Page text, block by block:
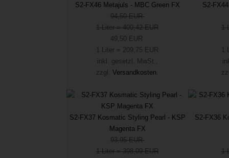
S2-FX46 Metajuls - MBC Green FX
94,50 EUR
1 Liter = 400,42 EUR
49,50 EUR
1 Liter = 209,75 EUR
inkl. gesetzl. MwSt.,
zzgl. Versandkosten
S2-
1
1
S2-FX37 Kosmatic Styling Pearl - KSP
Magenta FX
93,95 EUR
1 Liter = 398,09 EUR
S2-FX36
1